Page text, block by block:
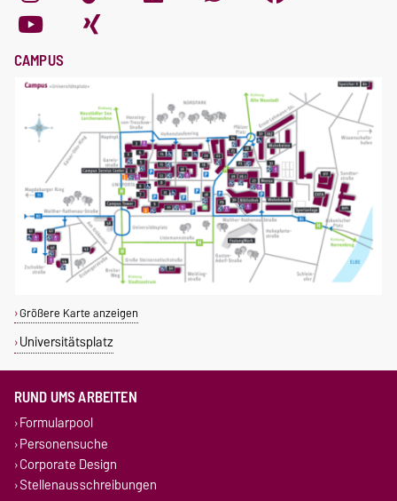
CAMPUS
Größere Karte anzeigen
Universitätsplatz
RUND UMS ARBEITEN
Formularpool
Personensuche
Corporate Design
Stellenausschreibungen